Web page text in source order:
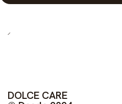
DOLCE CARE